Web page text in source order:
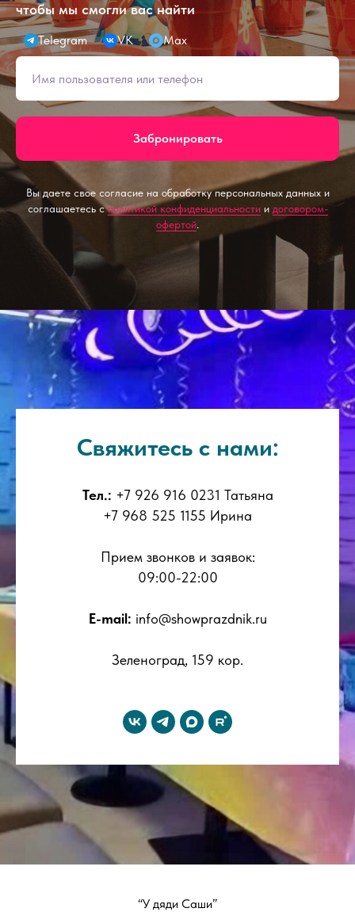
чтобы мы смогли вас найти
Telegram VK Max
Забронировать
Вы даете свое согласие на обработку персональных данных и
соглашаетесь сполитикой конфиденциальностии договором-
офертой.
Свяжитесь с нами:
Тел.: +7 926 916 0231 Татьяна
+7 968 525 1155 Ирина
Прием звонков и заявок:
09:00-22:00
E-mail: info@showprazdnik.ru
Зеленоград, 159 кор.
“У дяди Саши”